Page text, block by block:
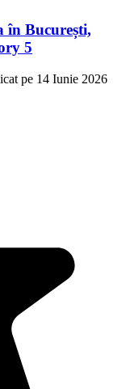
în București,
5
pe 14 Iunie 2026